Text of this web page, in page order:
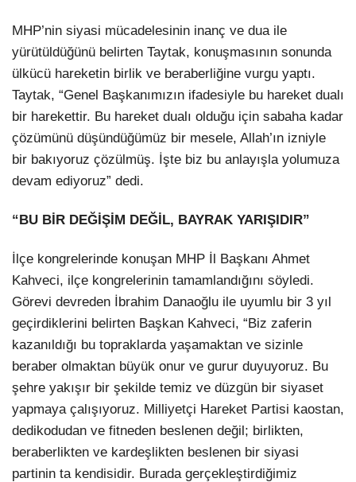
MHP’nin siyasi mücadelesinin inanç ve dua ile
yürütüldüğünü belirten Taytak, konuşmasının sonunda
ülkücü hareketin birlik ve beraberliğine vurgu yaptı.
Taytak, “Genel Başkanımızın ifadesiyle bu hareket dualı
bir harekettir. Bu hareket dualı olduğu için sabaha kadar
çözümünü düşündüğümüz bir mesele, Allah’ın izniyle
bir bakıyoruz çözülmüş. İşte biz bu anlayışla yolumuza
devam ediyoruz” dedi.
“BU BİR DEĞİŞİM DEĞİL, BAYRAK YARIŞIDIR”
İlçe kongrelerinde konuşan MHP İl Başkanı Ahmet
Kahveci, ilçe kongrelerinin tamamlandığını söyledi.
Görevi devreden İbrahim Danaoğlu ile uyumlu bir 3 yıl
geçirdiklerini belirten Başkan Kahveci, “Biz zaferin
kazanıldığı bu topraklarda yaşamaktan ve sizinle
beraber olmaktan büyük onur ve gurur duyuyoruz. Bu
şehre yakışır bir şekilde temiz ve düzgün bir siyaset
yapmaya çalışıyoruz. Milliyetçi Hareket Partisi kaostan,
dedikodudan ve fitneden beslenen değil; birlikten,
beraberlikten ve kardeşlikten beslenen bir siyasi
partinin ta kendisidir. Burada gerçekleştirdiğimiz